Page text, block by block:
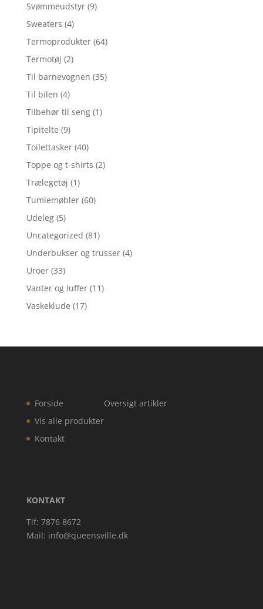
Svømmeudstyr (9)
Sweaters (4)
Termoprodukter (64)
Termotøj (2)
Til barnevognen (35)
Til bilen (4)
Tilbehør til seng (1)
Tipitelte (9)
Toilettasker (40)
Toppe og t-shirts (2)
Trælegetøj (1)
Tumlemøbler (60)
Udeleg (5)
Uncategorized (81)
Underbukser og trusser (4)
Uroer (33)
Vanter og luffer (11)
Vaskeklude (17)
Forside
Vis alle produkter
Kontakt
Oversigt artikler
KONTAKT
Tlf: 7876 8672
Mail: info@queensville.dk